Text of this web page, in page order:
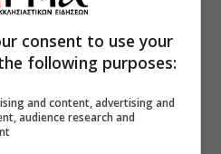
ειρήνη
consent to use your
following purposes:
and content, advertising and
audience research and